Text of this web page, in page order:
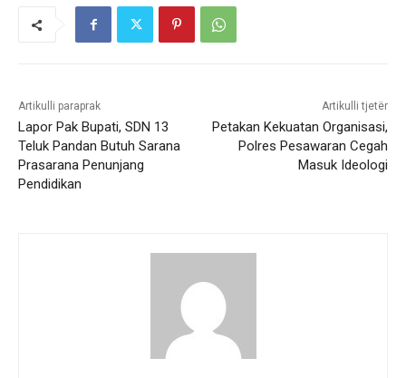
Artikulli paraprak
Lapor Pak Bupati, SDN 13
Teluk Pandan Butuh Sarana
Prasarana Penunjang
Pendidikan
Artikulli tjetër
Petakan Kekuatan Organisasi,
Polres Pesawaran Cegah
Masuk Ideologi